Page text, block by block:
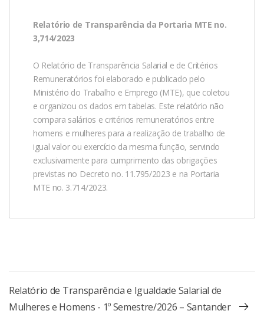
Relatório de Transparência da Portaria MTE no.
3,714/2023
O Relatório de Transparência Salarial e de Critérios
Remuneratórios foi elaborado e publicado pelo
Ministério do Trabalho e Emprego (MTE), que coletou
e organizou os dados em tabelas. Este relatório não
compara salários e critérios remuneratórios entre
homens e mulheres para a realização de trabalho de
igual valor ou exercício da mesma função, servindo
exclusivamente para cumprimento das obrigações
previstas no Decreto no. 11.795/2023 e na Portaria
MTE no. 3.714/2023.
Relatório de Transparência e Igualdade Salarial de
Mulheres e Homens - 1º Semestre/2026 – Santander